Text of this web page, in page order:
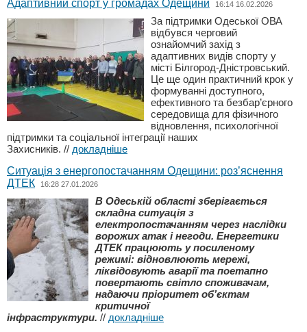
Адаптивний спорт у громадах Одещини
16:14 16.02.2026
За підтримки Одеської ОВА
відбувся черговий
ознайомчий захід з
адаптивних видів спорту у
місті Білгород-Дністровський.
Це ще один практичний крок у
формуванні доступного,
ефективного та безбар’єрного
середовища для фізичного
відновлення, психологічної
підтримки та соціальної інтеграції наших
Захисників. // докладніше
Ситуація з енергопостачанням Одещини: роз’яснення
ДТЕК
16:28 27.01.2026
В Одеській області зберігається
складна ситуація з
електропостачанням через наслідки
ворожих атак і негоди. Енергетики
ДТЕК працюють у посиленому
режимі: відновлюють мережі,
ліквідовують аварії та поетапно
повертають світло споживачам,
надаючи пріоритет об’єктам
критичної
інфраструктури. // докладніше